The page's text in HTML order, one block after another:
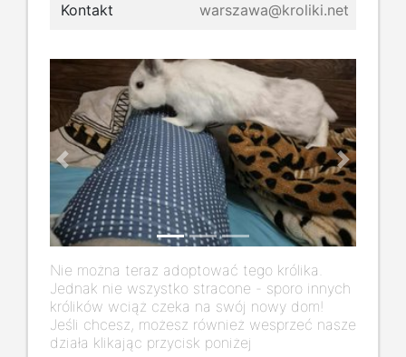
Kontakt warszawa@kroliki.net
Previous Next
Nie można teraz adoptować tego królika.
Jednak nie wszystko stracone - sporo innych
królików wciąż czeka na swój nowy dom!
Jeśli chcesz, możesz również wesprzeć nasze
działa klikając przycisk poniżej